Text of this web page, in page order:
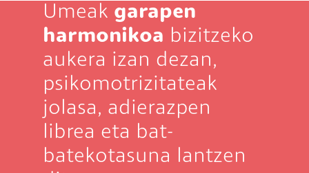
Umeak garapen
harmonikoa bizitzeko
aukera izan dezan,
psikomotrizitateak
jolasa, adierazpen
librea eta bat-
batekotasuna lantzen